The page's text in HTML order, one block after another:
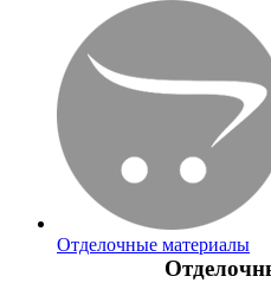
Отделочные материалы